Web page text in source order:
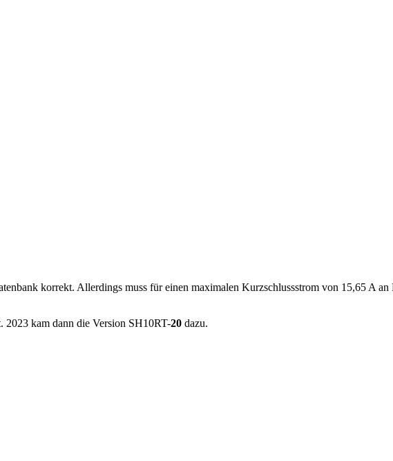
korrekt. Allerdings muss für einen maximalen Kurzschlussstrom von 15,65 A
kam dann die Version SH10RT-20 dazu.